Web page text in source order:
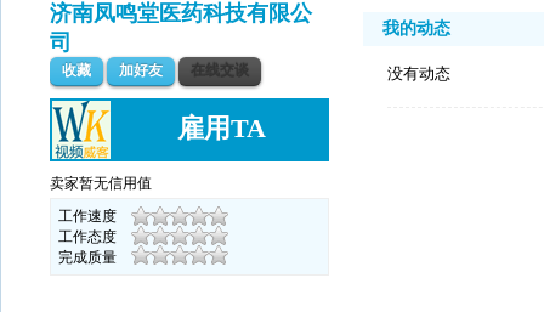
济南凤鸣堂医药科技有限公
司
收藏 加好友 在线交谈
雇用TA
卖家暂无信用值
工作速度
工作态度
完成质量
我的动态
没有动态